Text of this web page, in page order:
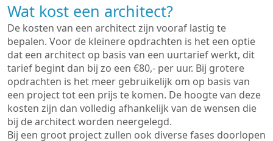
Wat kost een architect?
De kosten van een architect zijn vooraf lastig te
bepalen. Voor de kleinere opdrachten is het een optie
dat een architect op basis van een uurtarief werkt, dit
tarief begint dan bij zo een €80,- per uur. Bij grotere
opdrachten is het meer gebruikelijk om op basis van
een project tot een prijs te komen. De hoogte van deze
kosten zijn dan volledig afhankelijk van de wensen die
bij de architect worden neergelegd.
Bij een groot project zullen ook diverse fases doorlopen